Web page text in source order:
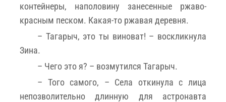
контейнеры, наполовину занесенные ржаво-
красным песком. Какая-то ржавая деревня.
­– Тагарыч, это ты виноват! – воскликнула
Зина.
– Чего это я? – возмутился Тагарыч.
– Того самого, – Села откинула с лица
непозволительно длинную для астронавта